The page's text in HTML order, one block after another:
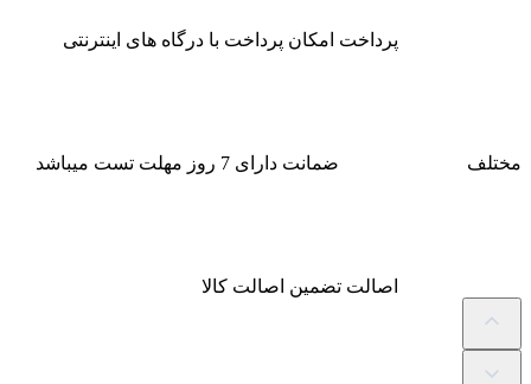
پرداخت امکان پرداخت با درگاه های اینترنتی
مختلف ضمانت دارای 7 روز مهلت تست میباشد
اصالت تضمین اصالت کالا